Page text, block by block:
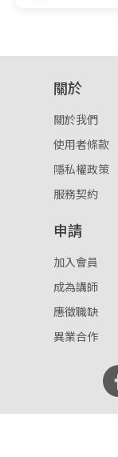
關於
關於我們
使用者條款
隱私權政策
服務契約
申請
加入會員
成為講師
應徵職缺
異業合作